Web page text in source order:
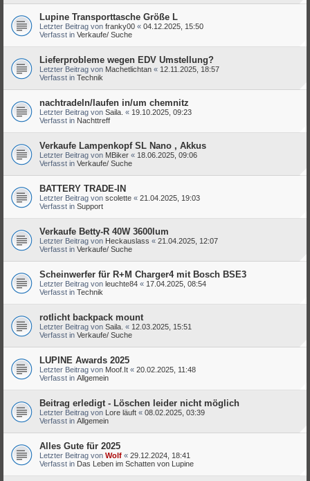
Lupine Transporttasche Größe L
Letzter Beitrag von franky00 « 04.12.2025, 15:50
Verfasst in Verkaufe/ Suche
Lieferprobleme wegen EDV Umstellung?
Letzter Beitrag von Machetlichtan « 12.11.2025, 18:57
Verfasst in Technik
nachtradeln/laufen in/um chemnitz
Letzter Beitrag von Saila. « 19.10.2025, 09:23
Verfasst in Nachttreff
Verkaufe Lampenkopf SL Nano , Akkus
Letzter Beitrag von MBiker « 18.06.2025, 09:06
Verfasst in Verkaufe/ Suche
BATTERY TRADE-IN
Letzter Beitrag von scolette « 21.04.2025, 19:03
Verfasst in Support
Verkaufe Betty-R 40W 3600lum
Letzter Beitrag von Heckauslass « 21.04.2025, 12:07
Verfasst in Verkaufe/ Suche
Scheinwerfer für R+M Charger4 mit Bosch BSE3
Letzter Beitrag von leuchte84 « 17.04.2025, 08:54
Verfasst in Technik
rotlicht backpack mount
Letzter Beitrag von Saila. « 12.03.2025, 15:51
Verfasst in Verkaufe/ Suche
LUPINE Awards 2025
Letzter Beitrag von Moof.It « 20.02.2025, 11:48
Verfasst in Allgemein
Beitrag erledigt - Löschen leider nicht möglich
Letzter Beitrag von Lore läuft « 08.02.2025, 03:39
Verfasst in Allgemein
Alles Gute für 2025
Letzter Beitrag von Wolf « 29.12.2024, 18:41
Verfasst in Das Leben im Schatten von Lupine